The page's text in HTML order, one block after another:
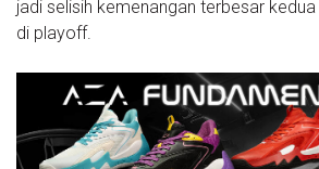
jadi selisih kemenangan terbesar
di playoff.